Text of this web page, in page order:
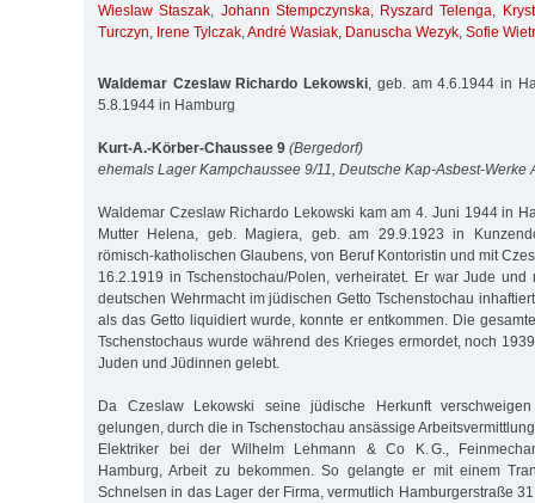
Wieslaw Staszak, Johann Stempczynska, Ryszard Telenga,
Turczyn, Irene Tylczak,André Wasiak, Danuscha Wezyk, Sofie
Waldemar Czeslaw Richardo Lekowski , geb. am 4.6.1944 in
5.8.1944 in Hamburg
Kurt-A.-Körber-Chaussee 9 (Bergedorf)
ehemals Lager Kampchaussee 9/11, Deutsche Kap-Asbest-Werke
Waldemar Czeslaw Richardo Lekowski kam am 4. Juni 1944 in
Mutter Helena, geb. Magiera, geb. am 29.9.1923 in
römisch-katholischen Glaubens, von Beruf Kontoristin und mit
16.2.1919 in Tschenstochau/Polen, verheiratet. Er war Jude
deutschen Wehrmacht im jüdischen Getto Tschenstochau
als das Getto liquidiert wurde, konnte er entkommen. Die
Tschenstochaus wurde während des Krieges ermordet, noch
Juden und Jüdinnen gelebt.
Da Czeslaw Lekowski seine jüdische Herkunft
gelungen, durch die in Tschenstochau ansässige
Elektriker bei der Wilhelm Lehmann & Co K. G.,
Hamburg, Arbeit zu bekommen. So gelangte er mit einem
Schnelsen in das Lager der Firma, vermutlich Hamburgerstraße